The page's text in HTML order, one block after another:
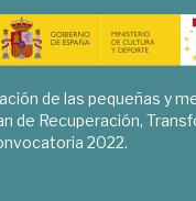
de las pequeñas y
de Recuperación,
2022.